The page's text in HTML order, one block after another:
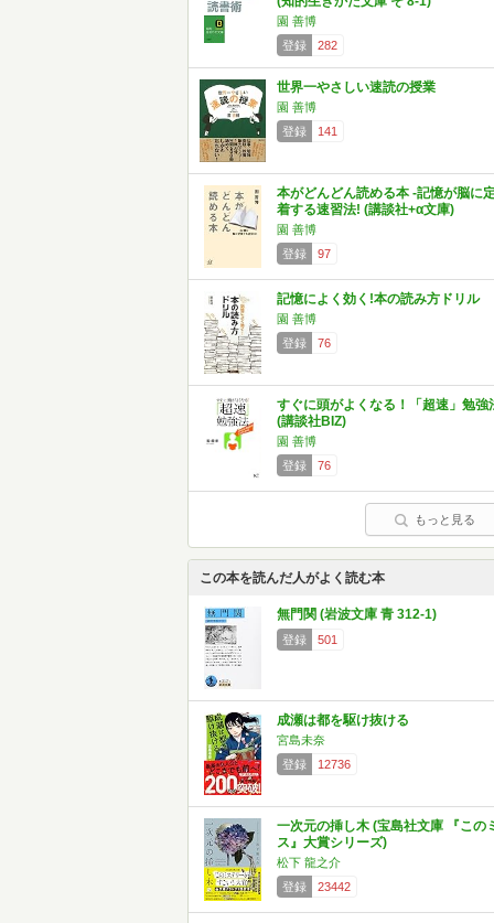
園 善博
登録
282
世界一やさしい速読の授業
園 善博
登録
141
本がどんどん読める本 -記憶が脳に
着する速習法! (講談社+α文庫)
園 善博
登録
97
記憶によく効く!本の読み方ドリル
園 善博
登録
76
すぐに頭がよくなる！「超速」勉強
(講談社BIZ)
園 善博
登録
76
もっと見る
この本を読んだ人がよく読む本
無門関 (岩波文庫 青 312-1)
登録 501
成瀬は都を駆け抜ける
宮島未奈
登録
12736
一次元の挿し木 (宝島社文庫 『この
ス』大賞シリーズ)
松下 龍之介
登録
23442